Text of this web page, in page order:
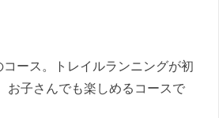
ース。トレイルランニングが初
お子さんでも楽しめるコースで